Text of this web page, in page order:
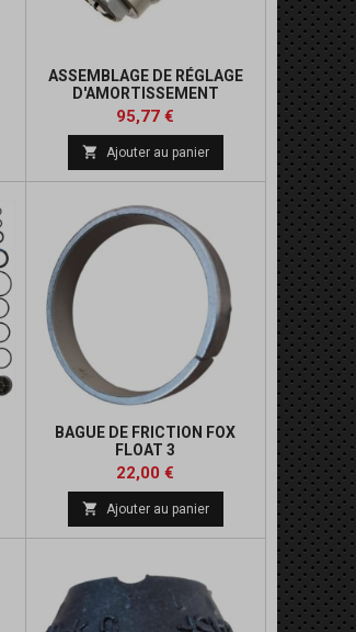
ASSEMBLAGE DE RÉGLAGE
D'AMORTISSEMENT
Prix
95,77 €
 Ajouter au panier
BAGUE DE FRICTION FOX
FLOAT 3
Prix
22,00 €
 Ajouter au panier